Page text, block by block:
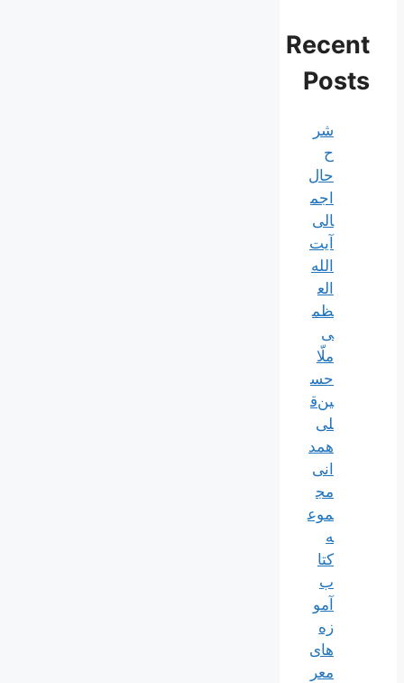
Recent
Posts
شر
ح
حال
اجم
الی
آیت‌
الله‌
الع
ظم
ی
ملّا
حس
ین‌ق
لی
همد
انی
مج
موع
ه
کتا
ب
آمو
زه
های
معر